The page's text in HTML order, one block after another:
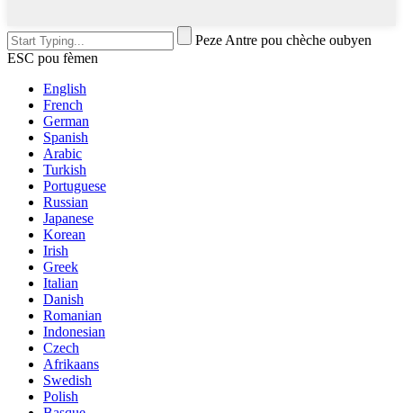
Peze Antre pou chèche oubyen
ESC pou fèmen
English
French
German
Spanish
Arabic
Turkish
Portuguese
Russian
Japanese
Korean
Irish
Greek
Italian
Danish
Romanian
Indonesian
Czech
Afrikaans
Swedish
Polish